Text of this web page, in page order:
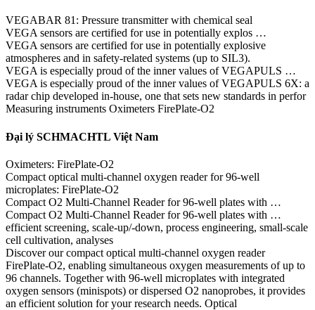
VEGABAR 81: Pressure transmitter with chemical seal
VEGA sensors are certified for use in potentially explos …
VEGA sensors are certified for use in potentially explosive
atmospheres and in safety-related systems (up to SIL3).
VEGA is especially proud of the inner values of VEGAPULS …
VEGA is especially proud of the inner values of VEGAPULS 6X: a
radar chip developed in-house, one that sets new standards in perfor
Measuring instruments Oximeters FirePlate-O2
Đại lý SCHMACHTL Việt Nam
Oximeters: FirePlate-O2
Compact optical multi-channel oxygen reader for 96-well
microplates: FirePlate-O2
Compact O2 Multi-Channel Reader for 96-well plates with …
Compact O2 Multi-Channel Reader for 96-well plates with …
efficient screening, scale-up/-down, process engineering, small-scale
cell cultivation, analyses
Discover our compact optical multi-channel oxygen reader
FirePlate-O2, enabling simultaneous oxygen measurements of up to
96 channels. Together with 96-well microplates with integrated
oxygen sensors (minispots) or dispersed O2 nanoprobes, it provides
an efficient solution for your research needs. Optical